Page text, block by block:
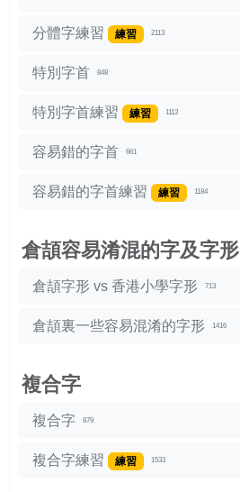
分體字練習 練習 2113
特別字首 848
特別字首練習 練習 1113
容易錯的字首 661
容易錯的字首練習 練習 1184
倉頡容易淆混的字及字形
倉頡字形 vs 香港小學字形 713
倉頡裏一些容易混淆的字形 1416
複合字
複合字 879
複合字練習 練習 1533